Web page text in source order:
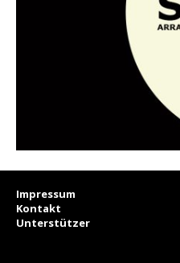
Impressum
Kontakt
Unterstützer